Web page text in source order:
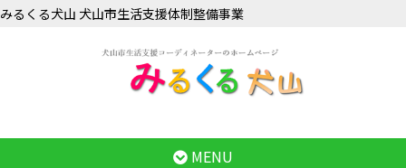
みるくる犬山 犬山市生活支援体制整備事業
MENU